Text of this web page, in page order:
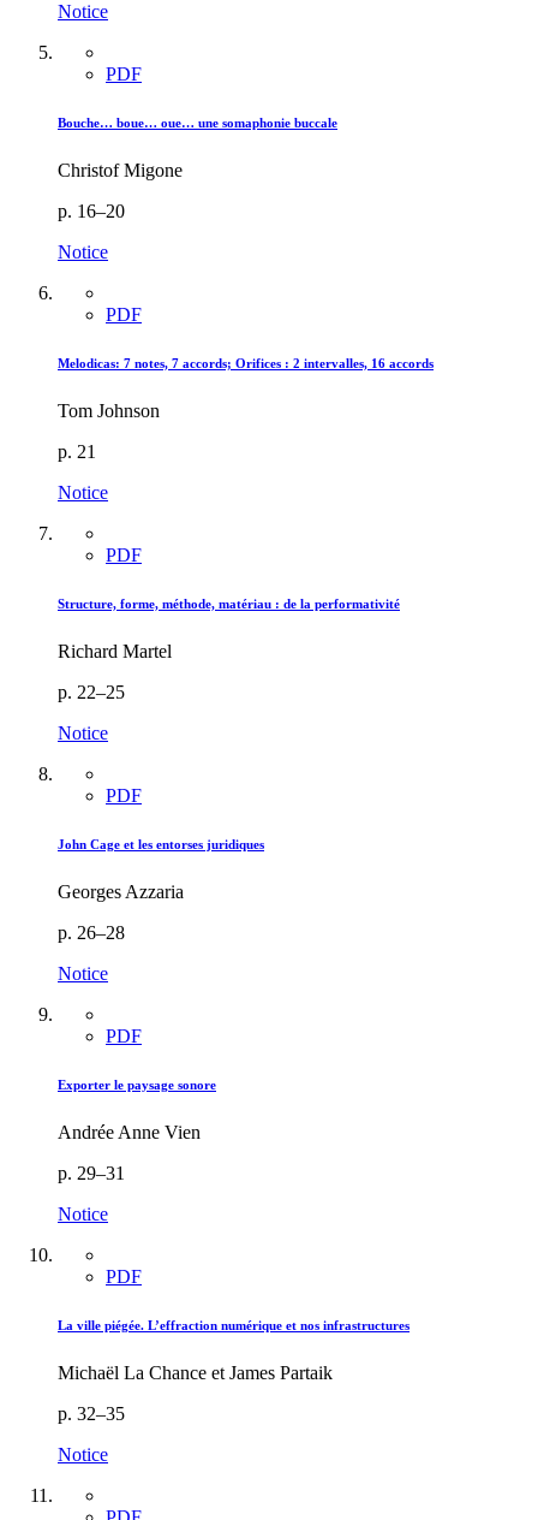
Notice
PDF
Bouche… boue… oue… une somaphonie buccale
Christof Migone
p. 16–20
Notice
PDF
Melodicas: 7 notes, 7 accords; Orifices : 2 intervalles, 16 accords
Tom Johnson
p. 21
Notice
PDF
Structure, forme, méthode, matériau : de la performativité
Richard Martel
p. 22–25
Notice
PDF
John Cage et les entorses juridiques
Georges Azzaria
p. 26–28
Notice
PDF
Exporter le paysage sonore
Andrée Anne Vien
p. 29–31
Notice
PDF
La ville piégée. L’effraction numérique et nos infrastructures
Michaël La Chance et James Partaik
p. 32–35
Notice